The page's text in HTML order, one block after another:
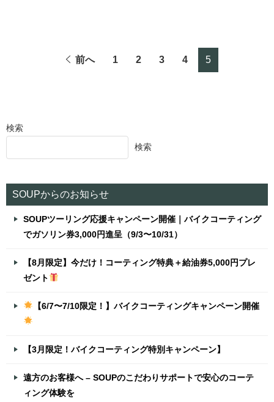
前へ 1 2 3 4 5
検索
検索
SOUPからのお知らせ
SOUPツーリング応援キャンペーン開催｜バイクコーティング
でガソリン券3,000円進呈（9/3〜10/31）
【8月限定】今だけ！コーティング特典＋給油券5,000円プレ
ゼント
【6/7〜7/10限定！】バイクコーティングキャンペーン開催
【3月限定！バイクコーティング特別キャンペーン】
遠方のお客様へ – SOUPのこだわりサポートで安心のコーテ
ィング体験を